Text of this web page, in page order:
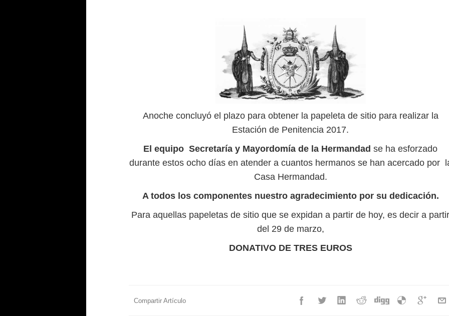
Anoche concluyó el plazo para obtener la papeleta de sitio para realizar la
Estación de Penitencia 2017.
El equipo Secretaría y Mayordomía de la Hermandad se ha esforzado
durante estos ocho días en atender a cuantos hermanos se han acercado por
Casa Hermandad.
A todos los componentes nuestro agradecimiento por su dedicación.
Para aquellas papeletas de sitio que se expidan a partir de hoy, es decir a partir
del 29 de marzo,
DONATIVO DE TRES EUROS
Compartir Artículo